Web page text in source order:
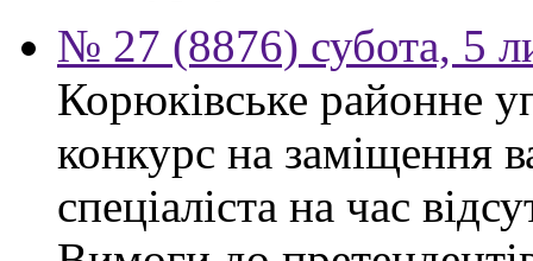
№ 27 (8876) субота, 5
Корюківське районне
конкурс на заміщення
спеціаліста на час